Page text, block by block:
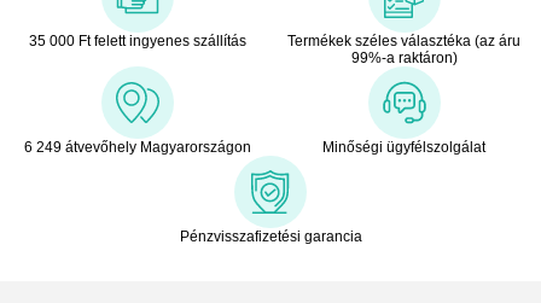
35 000 Ft felett ingyenes szállítás
Termékek széles választéka (az áru
99%-a raktáron)
6 249 átvevőhely Magyarországon Minőségi ügyfélszolgálat
Pénzvisszafizetési garancia